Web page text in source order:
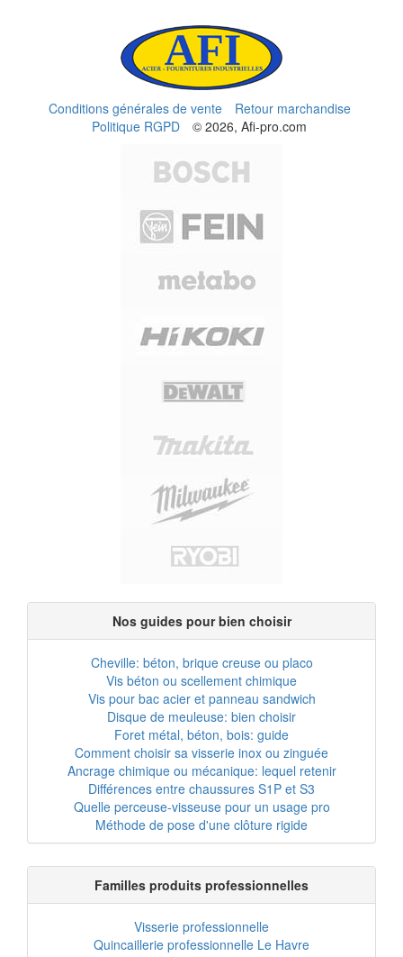
Conditions générales de vente
Retour marchandise
Politique RGPD
© 2026, Afi-pro.com
Nos guides pour bien choisir
Cheville: béton, brique creuse ou placo
Vis béton ou scellement chimique
Vis pour bac acier et panneau sandwich
Disque de meuleuse: bien choisir
Foret métal, béton, bois: guide
Comment choisir sa visserie inox ou zinguée
Ancrage chimique ou mécanique: lequel retenir
Différences entre chaussures S1P et S3
Quelle perceuse-visseuse pour un usage pro
Méthode de pose d'une clôture rigide
Familles produits professionnelles
Visserie professionnelle
Quincaillerie professionnelle Le Havre